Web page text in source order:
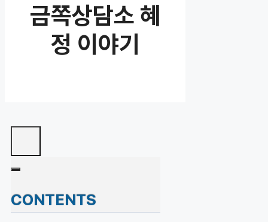
금쪽상담소 혜
정 이야기
CONTENTS